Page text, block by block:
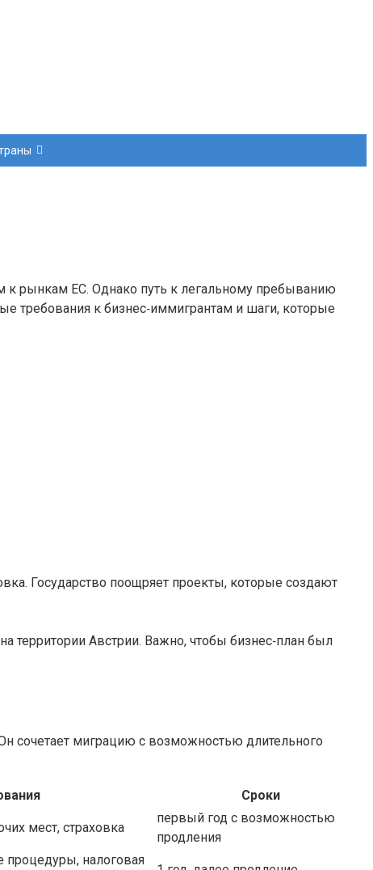
к рынкам ЕС. Однако путь к легальному пребыванию
требования к бизнес‑иммигрантам и шаги, которые
Государство поощряет проекты, которые создают
территории Австрии. Важно, чтобы бизнес‑план был
сочетает миграцию с возможностью длительного
Сроки
мест, страховка
первый год с возможностью
продления
процедуры, налоговая